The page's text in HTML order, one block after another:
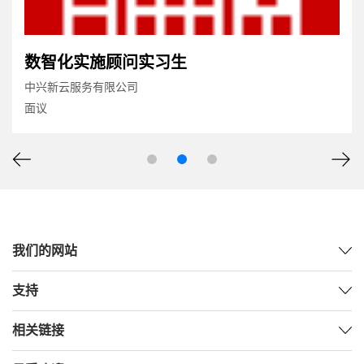
数智化实施顾问实习生
中兴新云服务有限公司
面议
我们的网站
支持
相关链接